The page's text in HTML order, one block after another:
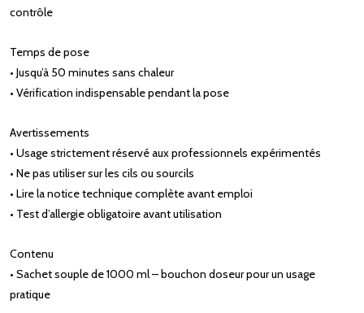
contrôle
Temps de pose
• Jusqu’à 50 minutes sans chaleur
• Vérification indispensable pendant la pose
Avertissements
• Usage strictement réservé aux professionnels expérimentés
• Ne pas utiliser sur les cils ou sourcils
• Lire la notice technique complète avant emploi
• Test d’allergie obligatoire avant utilisation
Contenu
• Sachet souple de 1000 ml – bouchon doseur pour un usage
pratique